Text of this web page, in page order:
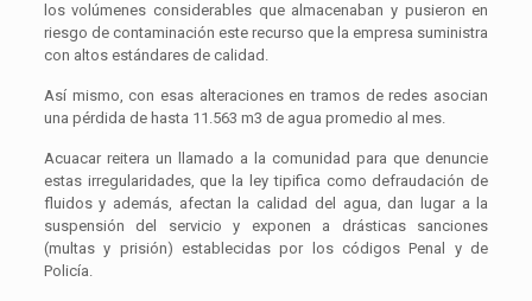
los volúmenes considerables que almacenaban y pusieron en
riesgo de contaminación este recurso que la empresa suministra
con altos estándares de calidad.
Así mismo, con esas alteraciones en tramos de redes asocian
una pérdida de hasta 11.563 m3 de agua promedio al mes.
Acuacar reitera un llamado a la comunidad para que denuncie
estas irregularidades, que la ley tipifica como defraudación de
fluidos y además, afectan la calidad del agua, dan lugar a la
suspensión del servicio y exponen a drásticas sanciones
(multas y prisión) establecidas por los códigos Penal y de
Policía.